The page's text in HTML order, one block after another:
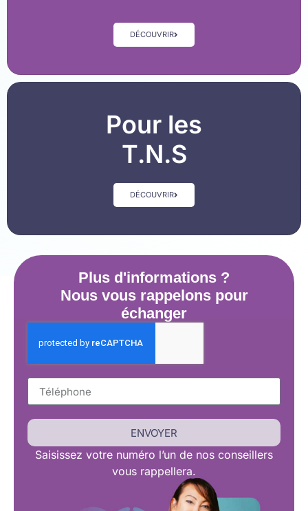
DÉCOUVRIR
Pour les
T.N.S
DÉCOUVRIR
Plus d'informations ?
Nous vous rappelons pour
échanger
ENVOYER
Saisissez votre numéro l’un de nos conseillers
vous rappellera.